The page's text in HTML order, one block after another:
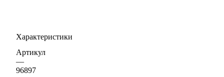
Характеристики
Артикул
—
96897